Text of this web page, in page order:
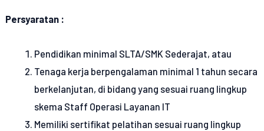
Persyaratan :
Pendidikan minimal SLTA/SMK Sederajat, atau
Tenaga kerja berpengalaman minimal 1 tahun secara
berkelanjutan, di bidang yang sesuai ruang lingkup
skema Staff Operasi Layanan IT
Memiliki sertifikat pelatihan sesuai ruang lingkup